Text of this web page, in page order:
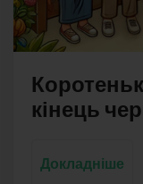
кінець
Докладніше